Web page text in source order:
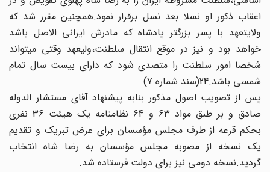
اعقاب‏ ذکور او نسلا بعد نسل برقرار نمود.همچنین مقرر شد که
ولایتعهد با پسر بزرگتر پادشاه که مادرش ایرانی الاصل باشد
خواهد بود و نیز در موقع‏ انتقال سلطنت،ولیعهد وقتی می‏تواند
شخصا امور سلطنت را متصدی‏ شود که دارای بیست سال تمام
شمسی باشد.24(سند شماره 7)
پس از تصویب اصول مذکور بنابه پیشنهاد آقای مستشار الدوله‏
صادق و بر طبق مواد 63 و 64 نظامنامه یک هیئت 36 نفری
بحکم‏ قرعه از طرف مجلس مؤسسان برای عرض تبریک و تقدیم
یک نسخه‏ از مصوبه مجلس مؤسسان به رضا شاه انتخاب
گردید.نسخه دومی نیز برای دولت فرستاده شد.